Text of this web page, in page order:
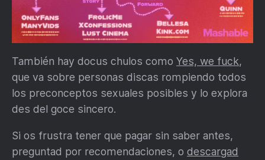
También hay docus chulos como Yes, we fuck,
que va sobre personas discas rompiendo todos
los preconceptos sexuales posibles y lo explora
des del goce sincero.
Si os frustra tener que pagar sin saber antes,
preguntad por recomendaciones, o descargad